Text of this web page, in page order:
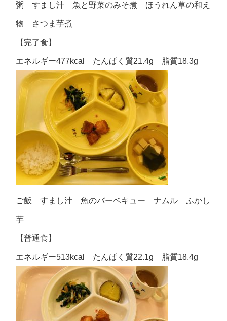
粥 すまし汁 魚と野菜のみそ煮 ほうれん草の和え
物 さつま芋煮
【完了食】
エネルギー477kcal たんぱく質21.4g 脂質18.3g
ご飯 すまし汁 魚のバーベキュー ナムル ふかし
芋
【普通食】
エネルギー513kcal たんぱく質22.1g 脂質18.4g